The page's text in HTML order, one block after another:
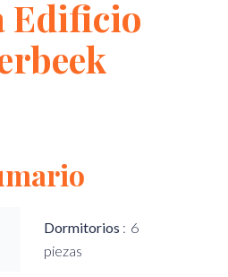
Edificio
Dormitorios
6
piezas